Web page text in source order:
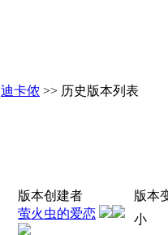
迪卡侬 >> 历史版本列表
版本创建者
版本
萤火虫的爱恋 小